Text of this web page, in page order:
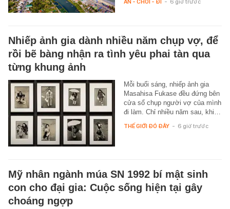
ĂN - CHƠI - ĐI - 6 giờ trước
Nhiếp ảnh gia dành nhiều năm chụp vợ, để
rồi bẽ bàng nhận ra tình yêu phai tàn qua
từng khung ảnh
Mỗi buổi sáng, nhiếp ảnh gia
Masahisa Fukase đều đứng bên
cửa sổ chụp người vợ của mình
đi làm. Chỉ nhiều năm sau, khi…
THẾ GIỚI ĐÓ ĐÂY - 6 giờ trước
Mỹ nhân ngành múa SN 1992 bí mật sinh
con cho đại gia: Cuộc sống hiện tại gây
choáng ngợp